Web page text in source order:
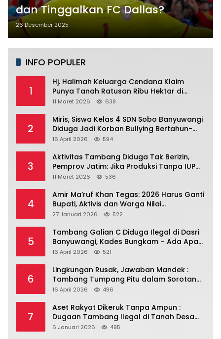
dan Tinggalkan FC Dallas?
26 Desember 2025
INFO POPULER
1
Hj. Halimah Keluarga Cendana Klaim
Punya Tanah Ratusan Ribu Hektar di
Banyuwangi.
11 Maret 2026 638
2
Miris, Siswa Kelas 4 SDN Sobo Banyuwangi
Diduga Jadi Korban Bullying Bertahun-
tahun, Terjadi di Depan Masjid Perumahan
16 April 2026 594
3
Aktivitas Tambang Diduga Tak Berizin,
Pemprov Jatim: Jika Produksi Tanpa IUP
Itu Pelanggaran Hukum
11 Maret 2026 536
4
Amir Ma’ruf Khan Tegas: 2026 Harus Ganti
Bupati, Aktivis dan Warga Nilai
Kepemimpinan Saat Ini Gagal Jawab
27 Januari 2026 522
5
Tambang Galian C Diduga Ilegal di Dasri
Banyuwangi, Kades Bungkam – Ada Apa
Ya?
16 April 2026 521
6
Lingkungan Rusak, Jawaban Mandek :
Tambang Tumpang Pitu dalam Sorotan
Tajam
16 April 2026 496
7
Aset Rakyat Dikeruk Tanpa Ampun :
Dugaan Tambang Ilegal di Tanah Desa
Dasri Menguat
6 Januari 2026 495